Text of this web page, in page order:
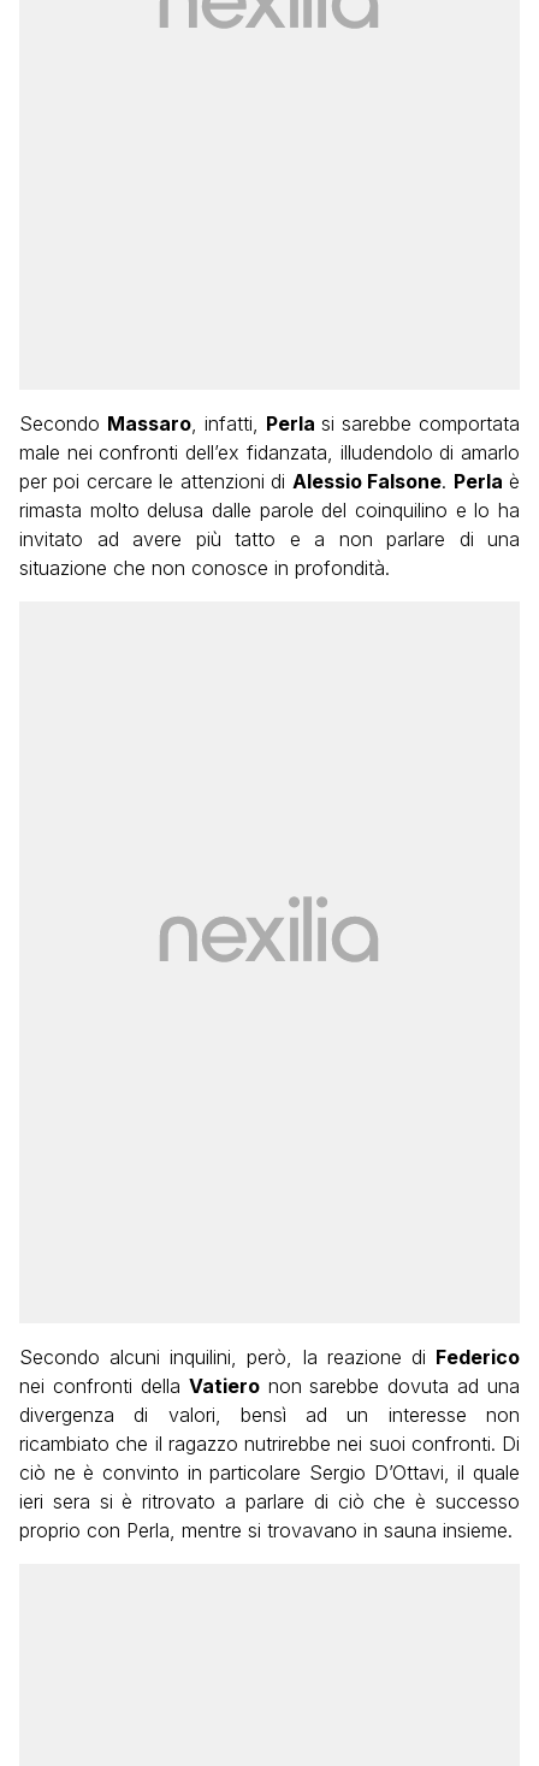
Secondo Massaro, infatti, Perla si sarebbe comportata
male nei confronti dell’ex fidanzata, illudendolo di amarlo
per poi cercare le attenzioni di Alessio Falsone. Perla è
rimasta molto delusa dalle parole del coinquilino e lo ha
invitato ad avere più tatto e a non parlare di una
situazione che non conosce in profondità.
Secondo alcuni inquilini, però, la reazione di Federico
nei confronti della Vatieronon sarebbe dovuta ad una
divergenza di valori, bensì ad un interesse non
ricambiato che il ragazzo nutrirebbe nei suoi confronti. Di
ciò ne è convinto in particolare Sergio D’Ottavi, il quale
ieri sera si è ritrovato a parlare di ciò che è successo
proprio con Perla, mentre si trovavano in sauna insieme.